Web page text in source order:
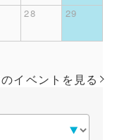
28 29
イベントを見る